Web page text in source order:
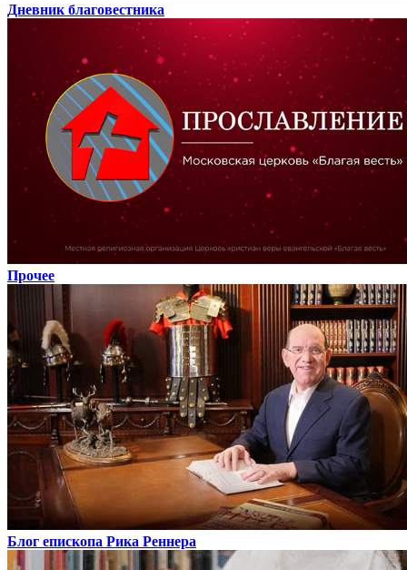
Дневник благовестника
Прочее
Блог епископа Рика Реннера